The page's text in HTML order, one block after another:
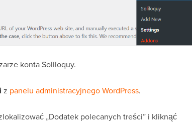
konta Soliloquy.
z panelu administracyjnego WordPress.
„Dodatek polecanych treści” i kliknąć